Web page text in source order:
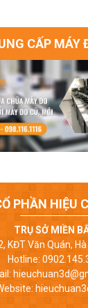
CẤP MÁY
PHẦN HIỆU
TRỤ SỞ MIỀN
KĐT Văn Quán,
Hotline: